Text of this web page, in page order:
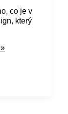
co je v
který